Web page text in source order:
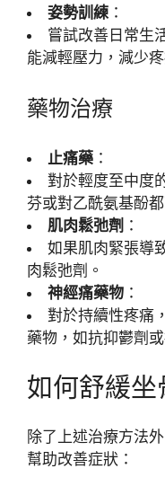
姿勢訓練 ：
嘗試改善日常生
能減輕壓力，減少
藥物治療
止痛藥 ：
對於輕度至中度
芬或對乙酰氨基酚
肌肉鬆弛劑 ：
如果肌肉緊張導
肉鬆弛劑。
神經痛藥物 ：
對於持續性疼痛
藥物，如抗抑鬱劑
如何舒緩坐
除了上述治療方法
幫助改善症狀：